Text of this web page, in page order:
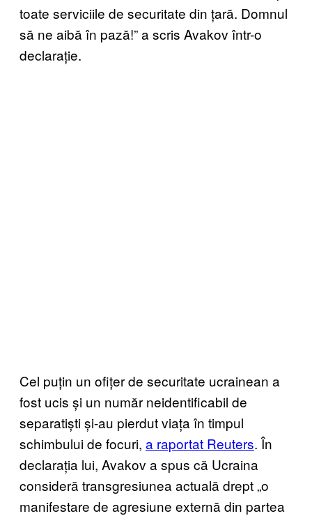
toate serviciile de securitate din țară. Domnul
să ne aibă în pază!” a scris Avakov într-o
declarație.
Cel puțin un ofițer de securitate ucrainean a
fost ucis și un număr neidentificabil de
separatiști și-au pierdut viața în timpul
schimbului de focuri, a raportat Reuters. În
declarația lui, Avakov a spus că Ucraina
consideră transgresiunea actuală drept „o
manifestare de agresiune externă din partea